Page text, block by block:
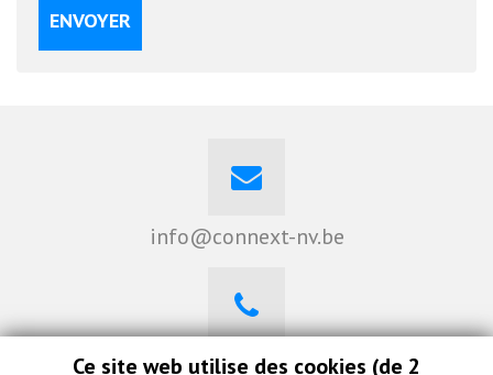
ENVOYER
info@connext-nv.be
0470 262 008
Ce site web utilise des cookies (de 2